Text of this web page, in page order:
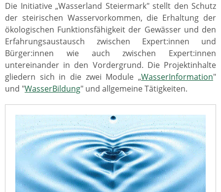
Die Initiative „Wasserland Steiermark" stellt den Schutz
der steirischen Wasservorkommen, die Erhaltung der
ökologischen Funktionsfähigkeit der Gewässer und den
Erfahrungsaustausch zwischen Expert:innen und
Bürger:innen wie auch zwischen Expert:innen
untereinander in den Vordergrund. Die Projektinhalte
gliedern sich in die zwei Module „WasserInformation"
und "WasserBildung" und allgemeine Tätigkeiten.